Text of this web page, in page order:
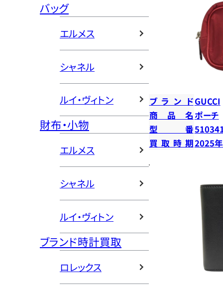
バッグ
エルメス
シャネル
ルイ・ヴィトン
財布・小物
エルメス
シャネル
ルイ・ヴィトン
ブランド時計買取
ロレックス
ブランドGUCCI
商品名ポーチ
型番
買取時期2025